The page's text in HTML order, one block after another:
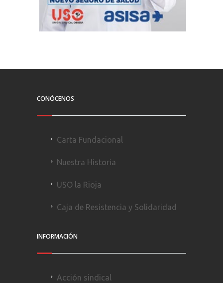
CONÓCENOS
Carta Fundacional
Nuestra Historia
USO la Rioja
Caja de Resistencia y Solidaridad
INFORMACIÓN
Acción sindical